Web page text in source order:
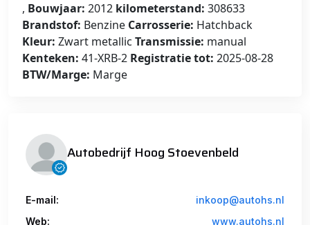
, Bouwjaar: 2012 kilometerstand: 308633
Brandstof: Benzine Carrosserie: Hatchback
Kleur: Zwart metallic Transmissie: manual
Kenteken: 41-XRB-2 Registratie tot: 2025-08-28
BTW/Marge: Marge
Autobedrijf Hoog Stoevenbeld
E-mail:
inkoop@autohs.nl
Web:
www.autohs.nl